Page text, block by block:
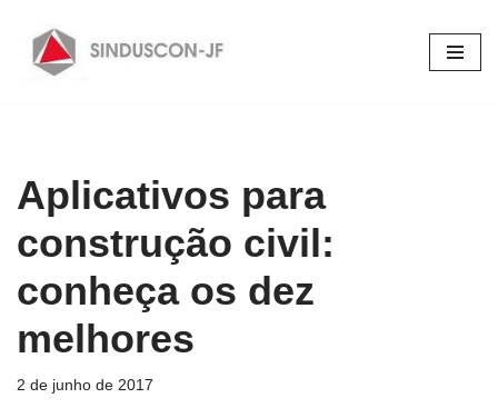
Pular
Aplicativos para
construção civil:
conheça os dez
melhores
2 de junho de 2017